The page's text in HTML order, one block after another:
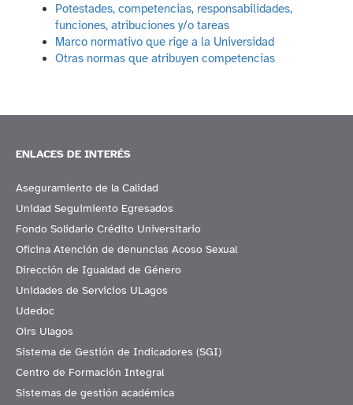
Potestades, competencias, responsabilidades,
funciones, atribuciones y/o tareas
Marco normativo que rige a la Universidad
Otras normas que atribuyen competencias
ENLACES DE INTERÉS
Aseguramiento de la Calidad
Unidad Seguimiento Egresados
Fondo Solidario Crédito Universitario
Oficina Atención de denuncias Acoso Sexual
Dirección de Igualdad de Género
Unidades de Servicios ULagos
Udedoc
Oirs Ulagos
Sistema de Gestión de Indicadores (SGI)
Centro de Formación Integral
Sistemas de gestión académica